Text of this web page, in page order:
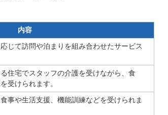
内容
じて訪問や泊まりを組み合わせたサービス
住宅でスタッフの介護を受けながら、食
受けられます。
事や生活支援、機能訓練などを受けられま